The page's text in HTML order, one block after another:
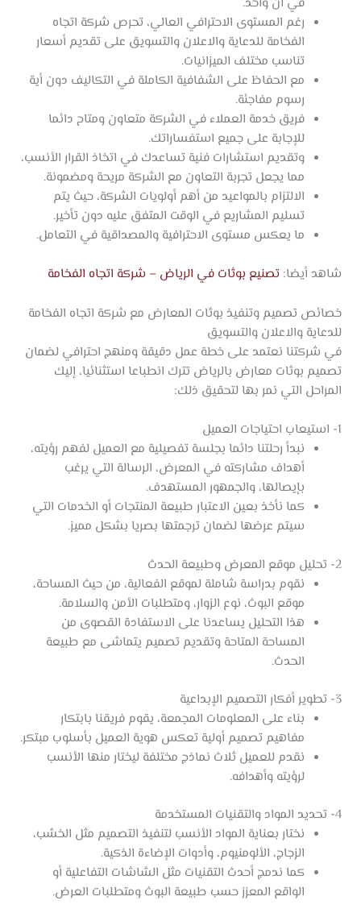
رغم المستوى الاحترافي العالي، تحرص شركة اتجاه
الفخامة للدعاية والاعلان والتسويق على تقديم أسعار
تناسب مختلف الميزانيات.
مع الحفاظ على الشفافية الكاملة في التكاليف دون أية
رسوم مفاجئة.
فريق خدمة العملاء في الشركة متعاون ومتاح دائما
للإجابة على جميع استفساراتك.
وتقديم استشارات فنية تساعدك في اتخاذ القرار الأنسب،
مما يجعل تجربة التعاون مع الشركة مريحة ومضمونة.
الالتزام بالمواعيد من أهم أولويات الشركة، حيث يتم
تسليم المشاريع في الوقت المتفق عليه دون تأخير.
ما يعكس مستوى الاحترافية والمصداقية في التعامل.
شاهد أيضا: تصنيع بوثات في الرياض – شركة اتجاه الفخامة
خصائص تصميم وتنفيذ بوثات المعارض مع شركة اتجاه الفخامة
للدعاية والاعلان والتسويق
في شركتنا نعتمد على خطة عمل دقيقة ومنهج احترافي لضمان
تصميم بوثات معارض بالرياض تترك انطباعا استثنائيا، إليك
المراحل التي نمر بها لتحقيق ذلك:
1- استيعاب احتياجات العميل
نبدأ رحلتنا دائما بجلسة تفصيلية مع العميل لفهم رؤيته،
أهداف مشاركته في المعرض، الرسالة التي يرغب
بإيصالها، والجمهور المستهدف.
كما نأخذ بعين الاعتبار طبيعة المنتجات أو الخدمات التي
سيتم عرضها لضمان ترجمتها بصريا بشكل مميز.
2- تحليل موقع المعرض وطبيعة الحدث
نقوم بدراسة شاملة لموقع الفعالية، من حيث المساحة،
موقع البوث، نوع الزوار، ومتطلبات الأمن والسلامة.
هذا التحليل يساعدنا على الاستفادة القصوى من
المساحة المتاحة وتقديم تصميم يتماشى مع طبيعة
الحدث.
3- تطوير أفكار التصميم الإبداعية
بناء على المعلومات المجمعة، يقوم فريقنا بابتكار
مفاهيم تصميم أولية تعكس هوية العميل بأسلوب مبتكر.
نقدم للعميل ثلاث نماذج مختلفة ليختار منها الأنسب
لرؤيته وأهدافه.
4- تحديد المواد والتقنيات المستخدمة
نختار بعناية المواد الأنسب لتنفيذ التصميم مثل الخشب،
الزجاج، الألومنيوم، وأدوات الإضاءة الذكية.
كما ندمج أحدث التقنيات مثل الشاشات التفاعلية أو
الواقع المعزز حسب طبيعة البوث ومتطلبات العرض.